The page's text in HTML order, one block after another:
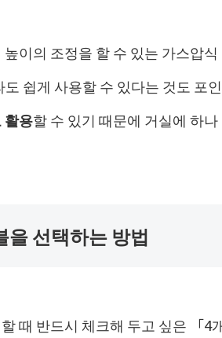
이의 조정을 할 수 있는 가스압
쉽게 사용할 수 있다는 것도 포
활용할 수 있기 때문에 거실에 하
을 선택하는 방법
때 반드시 체크해 두고 싶은 「4